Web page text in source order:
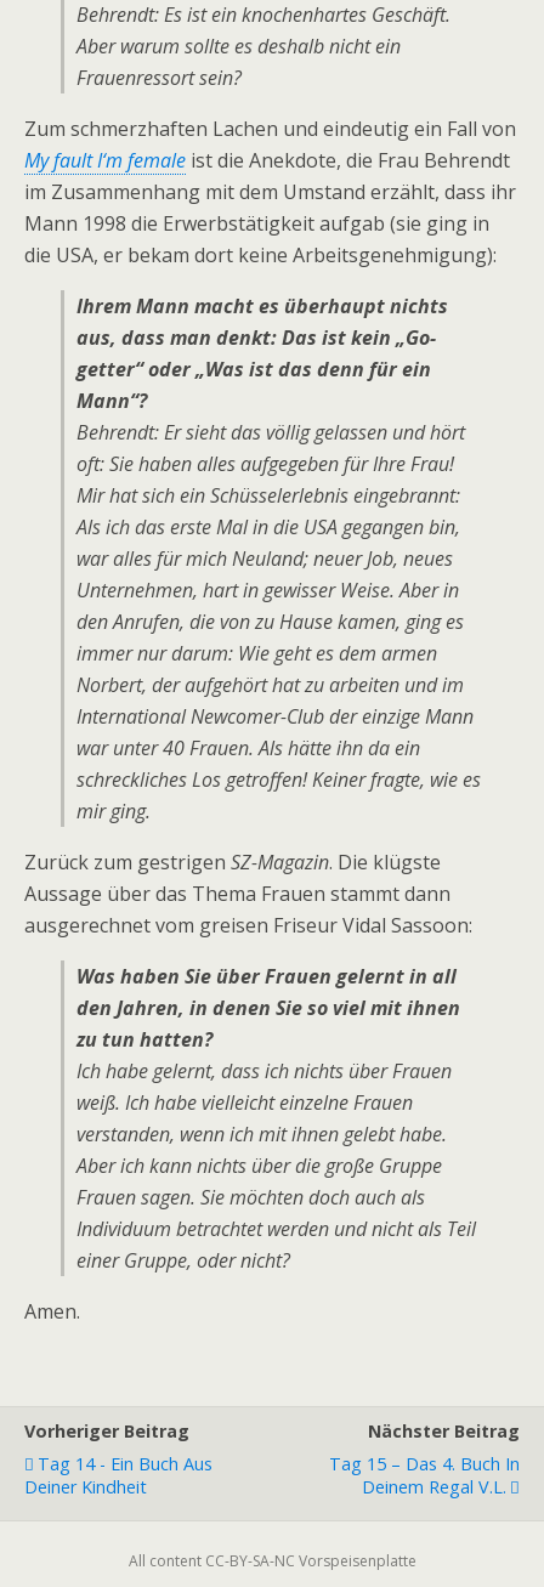
Behrendt: Es ist ein knochenhartes Geschäft.
Aber warum sollte es deshalb nicht ein
Frauenressort sein?
Zum schmerzhaften Lachen und eindeutig ein Fall von
My fault I‘m female ist die Anekdote, die Frau Behrendt
im Zusammenhang mit dem Umstand erzählt, dass ihr
Mann 1998 die Erwerbstätigkeit aufgab (sie ging in
die USA, er bekam dort keine Arbeitsgenehmigung):
Ihrem Mann macht es überhaupt nichts
aus, dass man denkt: Das ist kein „Go-
getter“ oder „Was ist das denn für ein
Mann“?
Behrendt: Er sieht das völlig gelassen und hört
oft: Sie haben alles aufgegeben für Ihre Frau!
Mir hat sich ein Schüsselerlebnis eingebrannt:
Als ich das erste Mal in die USA gegangen bin,
war alles für mich Neuland; neuer Job, neues
Unternehmen, hart in gewisser Weise. Aber in
den Anrufen, die von zu Hause kamen, ging es
immer nur darum: Wie geht es dem armen
Norbert, der aufgehört hat zu arbeiten und im
International Newcomer-Club der einzige Mann
war unter 40 Frauen. Als hätte ihn da ein
schreckliches Los getroffen! Keiner fragte, wie es
mir ging.
Zurück zum gestrigen SZ-Magazin. Die klügste
Aussage über das Thema Frauen stammt dann
ausgerechnet vom greisen Friseur Vidal Sassoon:
Was haben Sie über Frauen gelernt in all
den Jahren, in denen Sie so viel mit ihnen
zu tun hatten?
Ich habe gelernt, dass ich nichts über Frauen
weiß. Ich habe vielleicht einzelne Frauen
verstanden, wenn ich mit ihnen gelebt habe.
Aber ich kann nichts über die große Gruppe
Frauen sagen. Sie möchten doch auch als
Individuum betrachtet werden und nicht als Teil
einer Gruppe, oder nicht?
Amen.
Vorheriger Beitrag
Tag 14 - Ein Buch Aus
Deiner Kindheit
Nächster Beitrag
Tag 15 – Das 4. Buch In
Deinem Regal V.l.
All content CC-BY-SA-NC Vorspeisenplatte